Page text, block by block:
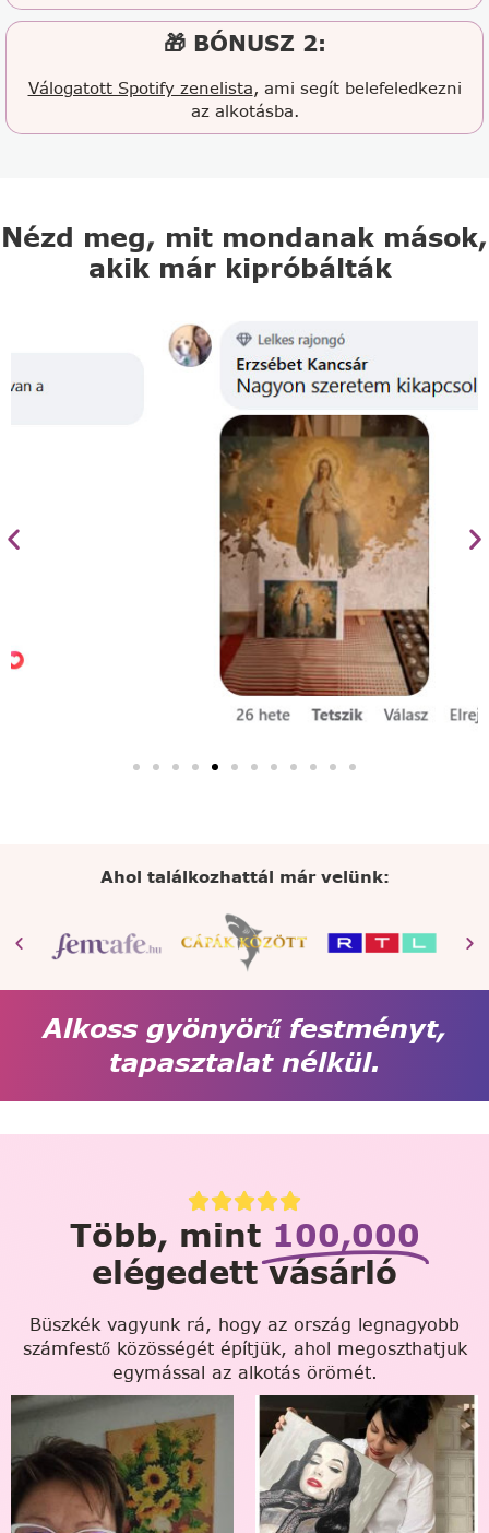
🎁 BÓNUSZ 2:
Válogatott Spotify zenelista, ami segít belefeledkezni
az alkotásba.
Nézd meg, mit mondanak mások,
akik már kipróbálták
Ahol találkozhattál már velünk:
Alkoss gyönyörű festményt,
tapasztalat nélkül.
Több, mint 100,000
elégedett vásárló
Büszkék vagyunk rá, hogy az ország legnagyobb
számfestő közösségét építjük, ahol megoszthatjuk
egymással az alkotás örömét.